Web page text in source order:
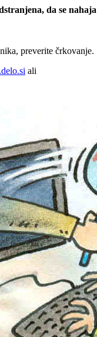
da se
preverite črkovanje.
ali